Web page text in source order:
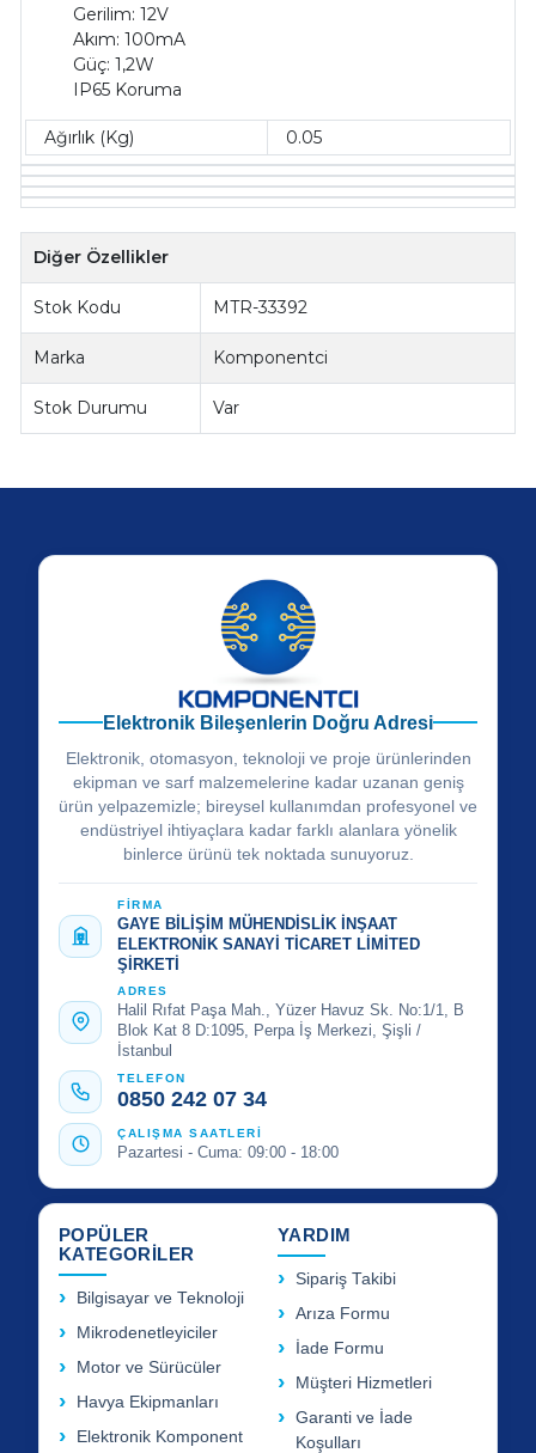
Gerilim: 12V
Akım: 100mA
Güç: 1,2W
IP65 Koruma
Ağırlık (Kg) 0.05
Diğer Özellikler
Stok Kodu MTR-33392
Marka Komponentci
Stok Durumu Var
Elektronik Bileşenlerin Doğru Adresi
Elektronik, otomasyon, teknoloji ve proje ürünlerinden
ekipman ve sarf malzemelerine kadar uzanan geniş
ürün yelpazemizle; bireysel kullanımdan profesyonel ve
endüstriyel ihtiyaçlara kadar farklı alanlara yönelik
binlerce ürünü tek noktada sunuyoruz.
FİRMA
GAYE BİLİŞİM MÜHENDİSLİK İNŞAAT
ELEKTRONİK SANAYİ TİCARET LİMİTED
ŞİRKETİ
ADRES
Halil Rıfat Paşa Mah., Yüzer Havuz Sk. No:1/1, B
Blok Kat 8 D:1095, Perpa İş Merkezi, Şişli /
İstanbul
TELEFON
0850 242 07 34
ÇALIŞMA SAATLERİ
Pazartesi - Cuma: 09:00 - 18:00
POPÜLER
KATEGORİLER
Bilgisayar ve Teknoloji
Mikrodenetleyiciler
Motor ve Sürücüler
Havya Ekipmanları
Elektronik Komponent
YARDIM
Sipariş Takibi
Arıza Formu
İade Formu
Müşteri Hizmetleri
Garanti ve İade
Koşulları